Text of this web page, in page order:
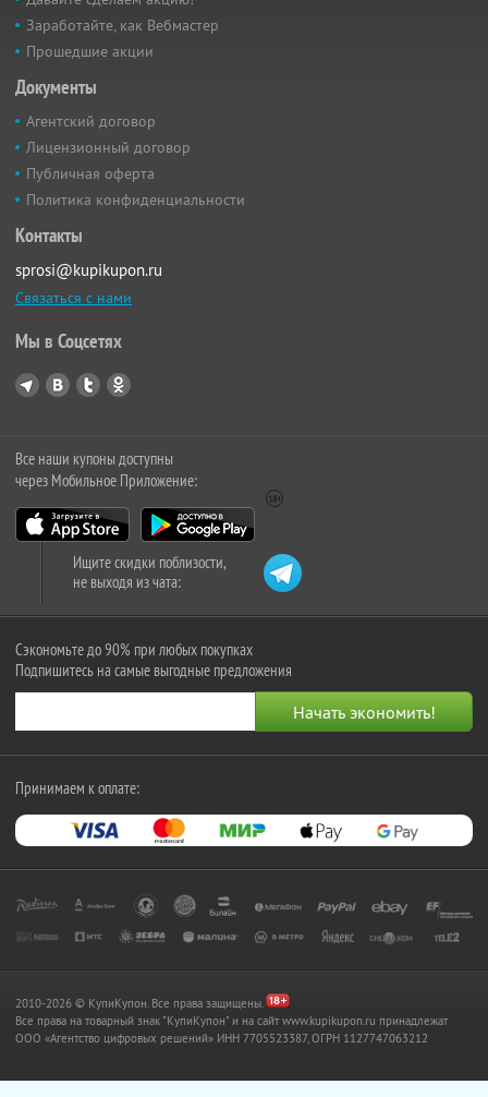
Заработайте, как Вебмастер
Прошедшие акции
Документы
Агентский договор
Лицензионный договор
Публичная оферта
Политика конфиденциальности
Контакты
sprosi@kupikupon.ru
Связаться с нами
Мы в Соцсетях
Все наши купоны доступны
через Мобильное Приложение:
Ищите скидки поблизости,
не выходя из чата:
Сэкономьте до 90% при любых покупках
Подпишитесь на самые выгодные предложения
Принимаем к оплате:
2010-2026 © КупиКупон. Все права защищены.
Все права на товарный знак "КупиКупон" и на сайт www.kupikupon.ru принадлежат
OOO «Агентство цифровых решений» ИНН 7705523387, ОГРН 1127747063212